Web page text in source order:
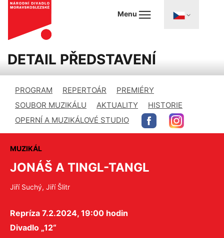
Menu
DETAIL PŘEDSTAVENÍ
PROGRAM REPERTOÁR
PREMIÉRY
SOUBOR MUZIKÁLU
AKTUALITY
HISTORIE
OPERNÍ A MUZIKÁLOVÉ STUDIO
MUZIKÁL
JONÁŠ A TINGL-TANGL
Jiří Suchý, Jiří Šlitr
Repríza 7.2.2024, 19:00 hodin
Divadlo „12“